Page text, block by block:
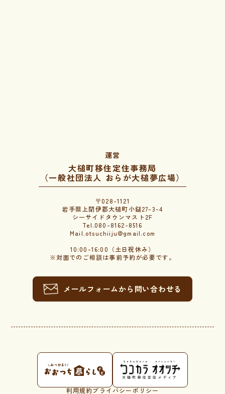
運営
大槌町移住定住事務局
（一般社団法人 おらが大槌夢広場）
〒028-1121
岩手県上閉伊郡大槌町小鎚27-3-4
シーサイドタウンマスト2F
Tel.080-8162-8516
Mail.otsuchiiju@gmail.com
10:00-16:00（土日祝休み）
※対面でのご相談は事前予約が必要です。
メールフォームから問い合わせる
利用規約プライバシーポリシー